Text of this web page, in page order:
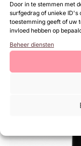
Door in te stemmen met
surfgedrag of unieke ID's
toestemming geeft of uw
invloed hebben op
Beheer diensten